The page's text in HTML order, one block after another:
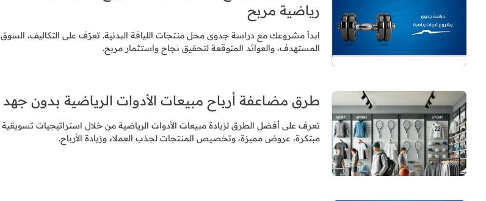
رياضية مربح
ابدأ مشروعك مع دراسة جدوى محل منتجات اللياقة البدنية. تعرّف على التكاليف، السوق
المستهدف، والعوائد المتوقعة لتحقيق نجاح واستثمار مربح.
طرق مضاعفة أرباح مبيعات الأدوات الرياضية بدون جهد
تعرف على أفضل الطرق لزيادة مبيعات الأدوات الرياضية من خلال استراتيجيات تسويقية
مبتكرة، عروض مميزة، وتخصيص المنتجات لجذب العملاء وزيادة الأرباح.